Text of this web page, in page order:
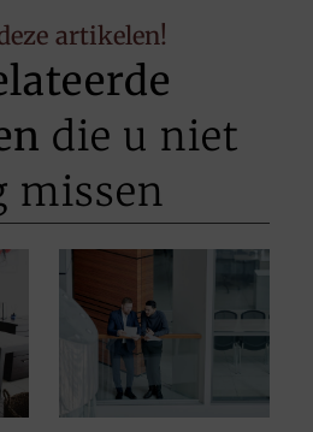
artikelen!
die u niet
missen